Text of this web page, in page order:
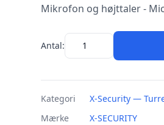
Mikrofon og højttaler -
Antal:
Kategori
X-Security —
Mærke
X-SECURITY